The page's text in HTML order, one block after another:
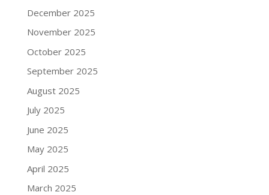
December 2025
November 2025
October 2025
September 2025
August 2025
July 2025
June 2025
May 2025
April 2025
March 2025